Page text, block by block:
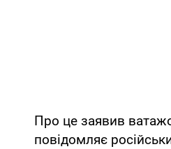
Про це заявив
повідомляє